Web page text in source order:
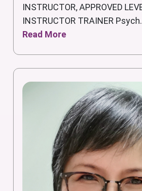
INSTRUCTOR, APPROVED
INSTRUCTOR TRAINER
Read More